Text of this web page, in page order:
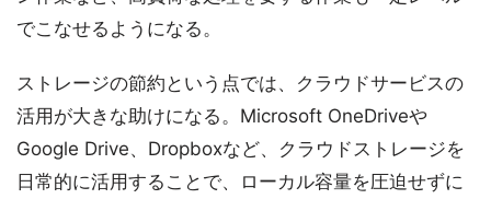
でこなせるようになる。
ストレージの節約という点では、クラウドサービスの
活用が大きな助けになる。Microsoft OneDriveや
Google Drive、Dropboxなど、クラウドストレージを
日常的に活用することで、ローカル容量を圧迫せずに